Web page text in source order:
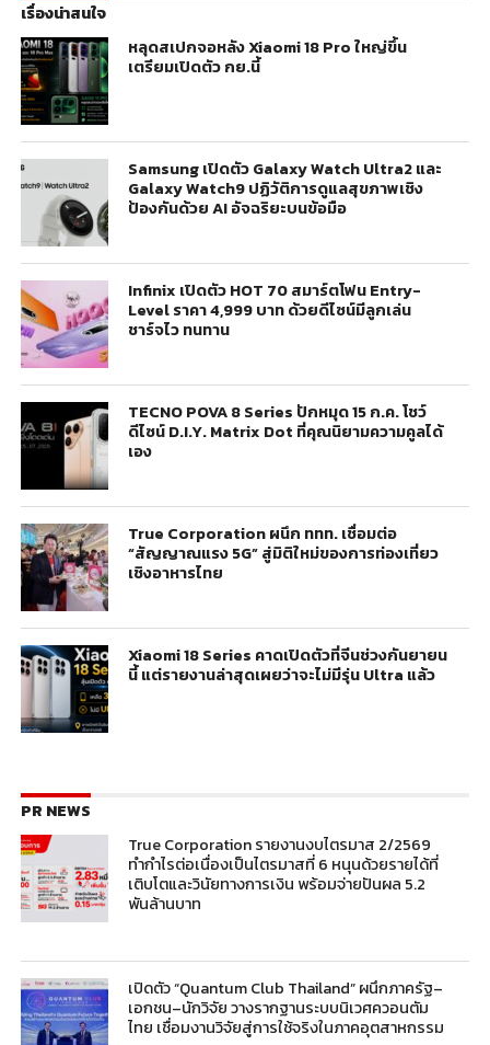
เรื่องน่าสนใจ
หลุดสเปกจอหลัง Xiaomi 18 Pro ใหญ่ขึ้น
เตรียมเปิดตัว กย.นี้
Samsung เปิดตัว Galaxy Watch Ultra2 และ
Galaxy Watch9 ปฏิวัติการดูแลสุขภาพเชิง
ป้องกันด้วย AI อัจฉริยะบนข้อมือ
Infinix เปิดตัว HOT 70 สมาร์ตโฟน Entry-
Level ราคา 4,999 บาท ด้วยดีไซน์มีลูกเล่น
ชาร์จไว ทนทาน
TECNO POVA 8 Series ปักหมุด 15 ก.ค. โชว์
ดีไซน์ D.I.Y. Matrix Dot ที่คุณนิยามความคูลได้
เอง
True Corporation ผนึก ททท. เชื่อมต่อ
“สัญญาณแรง 5G” สู่มิติใหม่ของการท่องเที่ยว
เชิงอาหารไทย
Xiaomi 18 Series คาดเปิดตัวที่จีนช่วงกันยายน
นี้ แต่รายงานล่าสุดเผยว่าจะไม่มีรุ่น Ultra แล้ว
PR NEWS
True Corporation รายงานงบไตรมาส 2/2569
ทำกำไรต่อเนื่องเป็นไตรมาสที่ 6 หนุนด้วยรายได้ที่
เติบโตและวินัยทางการเงิน พร้อมจ่ายปันผล 5.2
พันล้านบาท
เปิดตัว “Quantum Club Thailand” ผนึกภาครัฐ–
เอกชน–นักวิจัย วางรากฐานระบบนิเวศควอนตัม
ไทย เชื่อมงานวิจัยสู่การใช้จริงในภาคอุตสาหกรรม